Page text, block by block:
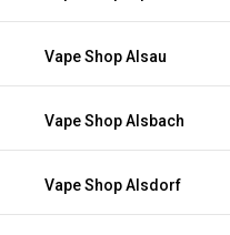
Vape Shop Alsau
Vape Shop Alsbach
Vape Shop Alsdorf